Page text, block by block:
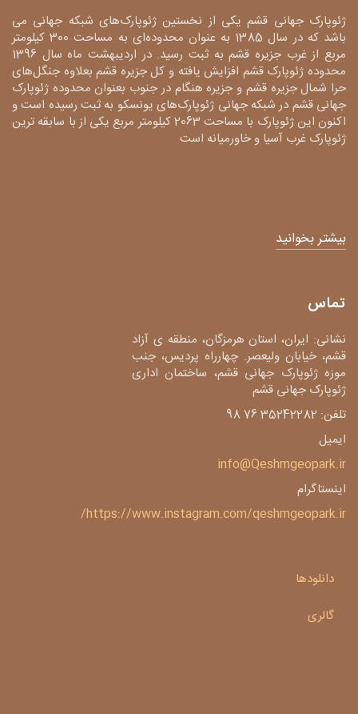
ژئوپارک جهانی قشم یکی از نخستین ژئوپارک‌های شبکه جهانی می
باشد که در سال 1385 به عنوان محدوده‌ای به مساحت 300 کیلومتر
مربع از غرب جزیره قشم به ثبت رسید. در اردیبهشت ماه سال 1396
محدوده ژئوپارک قشم افزایش یافته و کل جزیره قشم بعلاوه جنگل‌های
حرا شمال جزیره قشم و جزیره هنگام در جنوب بعنوان محدوده ژئوپارک
جهانی قشم در شبکه جهانی ژئوپارک‌های یونسکو به ثبت رسیده است و
اکنون این ژئوپارک با مساحت 2063 کیلومتر مربع یکی از با سابقه ترین
ژئوپارک غرب آسیا و خاورمیانه است
بیشتر بخوانید
تماس
نشانی: ایران، استان هرمزگان، منطقه ی آزاد
قشم، خیابان ولیعصر. چهارراه پردیس، جنب
موزه ژئوپارک جهانی قشم، ساختمان اداری
ژئوپارک جهانی قشم
تلفن: 35242282 76 98
ایمیل
info@Qeshmgeopark.ir
اینستاگرام
https://www.instagram.com/qeshmgeopark.ir/
دانلودها
گالری